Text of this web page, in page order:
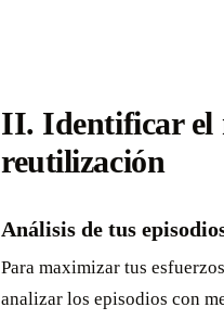
II. Identificar el
reutilización
Análisis de tus
Para maximizar tus
analizar los episodios con